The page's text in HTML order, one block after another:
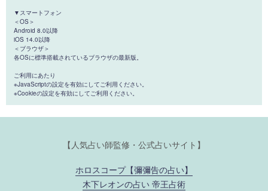
▼スマートフォン
＜OS＞
Android 8.0以降
iOS 14.0以降
＜ブラウザ＞
各OSに標準搭載されているブラウザの最新版。
ご利用にあたり
※JavaScriptの設定を有効にしてご利用ください。
※Cookieの設定を有効にしてご利用ください。
【人気占い師監修・公式占いサイト】
ホロスコープ【彌彌告の占い】
木下レオンの占い 帝王占術